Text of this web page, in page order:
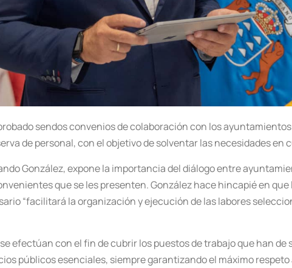
sendos convenios de colaboración con los
de personal, con el objetivo de solventar las necesidades en
González, expone la importancia del diálogo entre
que se les presenten. González hace hincapié en
“facilitará la organización y ejecución de las labores
efectúan con el fin de cubrir los puestos de trabajo que han
públicos esenciales, siempre garantizando el máximo